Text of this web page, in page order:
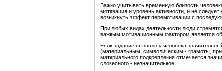
Важно учитывать временную близость
мотивация и уровень активности, и не
возникнуть эффект перемотивации с
При любых видах деятельности люди
важным мотивационным фактором является
Если задание вызвало у человека
(материальным, символическим - грамоты,
материального подкрепления отмечается
словесного - незначительное.